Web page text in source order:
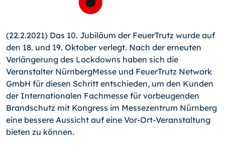
(22.2.2021) Das 10. Jubiläum der FeuerTrutz wurde auf
den 18. und 19. Oktober verlegt. Nach der erneuten
Verlängerung des Lockdowns haben sich die
Veranstalter NürnbergMesse und FeuerTrutz Network
GmbH für diesen Schritt entschieden, um den Kunden
der Internationalen Fachmesse für vorbeugenden
Brandschutz mit Kongress im Messezentrum Nürnberg
eine bessere Aussicht auf eine Vor-Ort-Veranstaltung
bieten zu können.